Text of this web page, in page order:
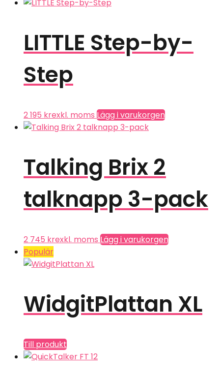
LITTLE Step-by-
Step
2 195 krexkl. moms Lägg i varukorgen
Talking Brix 2
talknapp 3-pack
2 745 krexkl. moms Lägg i varukorgen
Populär
WidgitPlattan XL
Till produkt